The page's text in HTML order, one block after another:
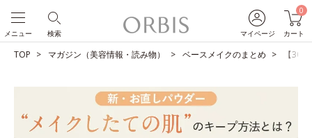
マイページ
0
カート
検索
メニュー
TOP マガジン（美容情報・読み物） ベースメイクのまとめ 【30